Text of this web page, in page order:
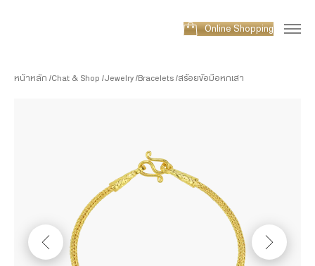
Online Shopping
หน้าหลัก Chat & Shop Jewelry Bracelets สร้อยข้อมือหกเสา